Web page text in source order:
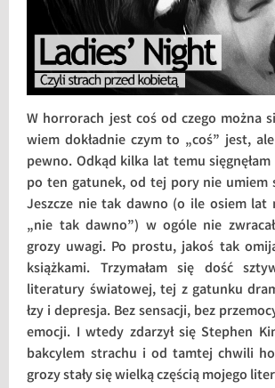
W horrorach jest coś od czego można
wiem dokładnie czym to „coś” jest,
pewno. Odkąd kilka lat temu
po ten gatunek, od tej pory nie umiem
Jeszcze nie tak dawno (o ile osiem lat
„nie tak dawno”) w ogóle nie
grozy uwagi. Po prostu, jakoś tak
książkami. Trzymałam się dość
literatury światowej, tej z gatunku
łzy i depresja. Bez sensacji, bez
emocji. I wtedy zdarzył się Stephen
bakcylem strachu i od tamtej chwili
grozy stały się wielką częścią mojego